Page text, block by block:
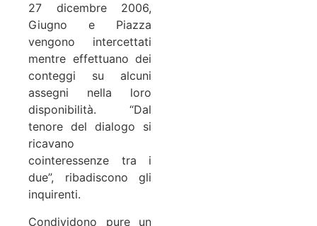
27 dicembre 2006,
Giugno e Piazza
vengono intercettati
mentre effettuano dei
conteggi su alcuni
assegni nella loro
disponibilità. “Dal
tenore del dialogo si
ricavano
cointeressenze tra i
due”, ribadiscono gli
inquirenti.
Condividono pure un